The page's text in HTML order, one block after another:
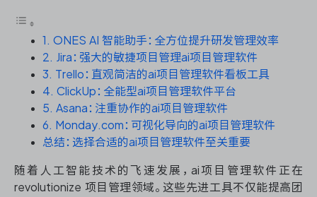
测试管理
研发效能管理
DevOps
1. ONES AI 智能助手：全方位提升研发管理效率
2. Jira：强大的敏捷项目管理ai项目管理软件
3. Trello：直观简洁的ai项目管理软件看板工具
4. ClickUp：全能型ai项目管理软件平台
5. Asana：注重协作的ai项目管理软件
6. Monday.com：可视化导向的ai项目管理软件
总结：选择合适的ai项目管理软件至关重要
随着人工智能技术的飞速发展，ai项目管理软件正在
revolutionize 项目管理领域。这些先进工具不仅能提高团